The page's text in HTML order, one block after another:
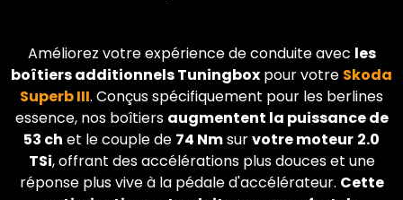
Améliorez votre expérience de conduite avec les
boîtiers additionnels Tuningbox pour votre Skoda
Superb III. Conçus spécifiquement pour les berlines
essence, nos boîtiers augmentent la puissance de
53 ch et le couple de 74 Nmsurvotre moteur 2.0
TSi, offrant des accélérations plus douces et une
réponse plus vive à la pédale d'accélérateur. Cette